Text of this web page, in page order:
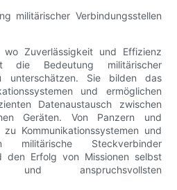
militärischer Verbindungsstellen
Zuverlässigkeit und Effizienz
die Bedeutung militärischer
unterschätzen. Sie bilden das
und ermöglichen
Datenaustausch zwischen
Geräten. Von Panzern und
Kommunikationssystemen und
militärische Steckverbinder
den Erfolg von Missionen selbst
anspruchsvollsten